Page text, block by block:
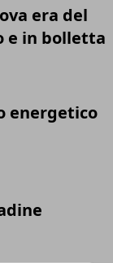
era del
e in bolletta
energetico